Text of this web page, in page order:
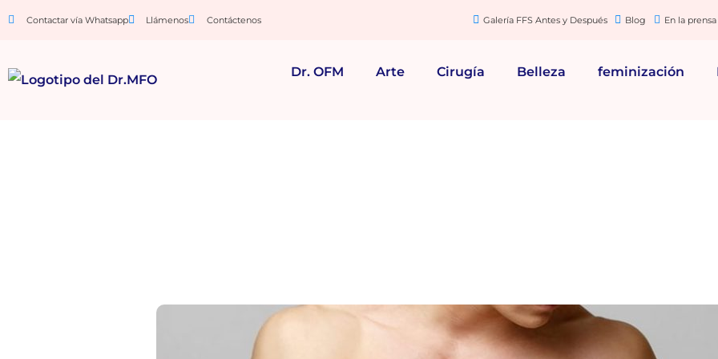
Contactar vía Whatsapp Llámenos Contáctenos Galería FFS Antes y Después Blog En la prensa
Dr. OFM Arte Cirugía Belleza feminización